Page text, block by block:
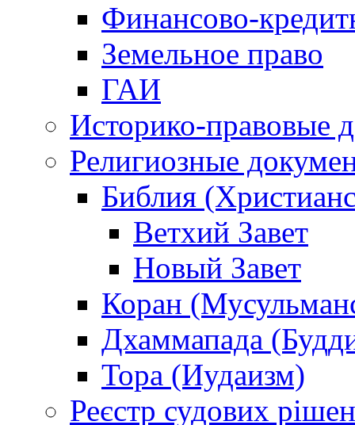
Финансово-
Земельное право
ГАИ
Историко-правовые
Религиозные
Библия
Ветхий Завет
Новый Завет
Коран
Дхаммапада
Тора (Иудаизм)
Реєстр судових